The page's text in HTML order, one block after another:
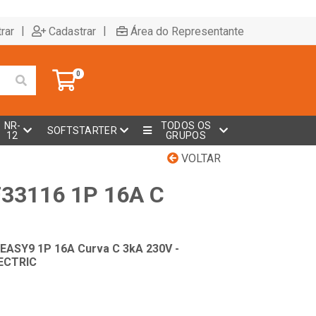
| Cadastrar | Área do Representante
0
NR-
12
SOFTSTARTER
TODOS OS
GRUPOS
VOLTAR
1P 16A C
1P 16A Curva C 3kA 230V -